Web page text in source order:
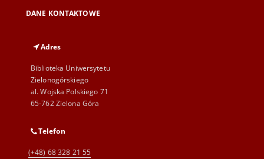
DANE KONTAKTOWE
Adres
Biblioteka Uniwersytetu
Zielonogórskiego
al. Wojska Polskiego 71
65-762 Zielona Góra
Telefon
(+48) 68 328 21 55